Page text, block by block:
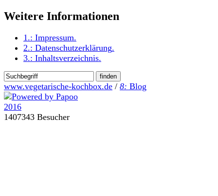
Weitere Informationen
1.: Impressum.
2.: Datenschutzerklärung.
3.: Inhaltsverzeichnis.
www.vegetarische-kochbox.de / 8: Blog
1407343 Besucher